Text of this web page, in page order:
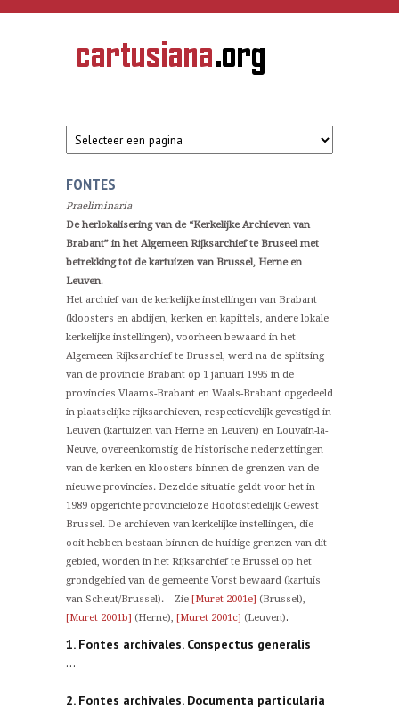
Overslaan en naar de inhoud gaan
CARTUSIANA
Geschiedenis
van de
FONTES
Praeliminaria
De herlokalisering van de “Kerkelijke Archieven van
Brabant” in het Algemeen Rijksarchief te Bruseel met
betrekking tot de kartuizen van Brussel, Herne en
Leuven.
Het archief van de kerkelijke instellingen van Brabant
(kloosters en abdijen, kerken en kapittels, andere lokale
kerkelijke instellingen), voorheen bewaard in het
Algemeen Rijksarchief te Brussel, werd na de splitsing
van de provincie Brabant op 1 januari 1995 in de
provincies Vlaams-Brabant en Waals-Brabant opgedeeld
in plaatselijke rijksarchieven, respectievelijk gevestigd in
Leuven (kartuizen van Herne en Leuven) en Louvain-la-
Neuve, overeenkomstig de historische nederzettingen
van de kerken en kloosters binnen de grenzen van de
nieuwe provincies. Dezelde situatie geldt voor het in
1989 opgerichte provincieloze Hoofdstedelijk Gewest
Brussel. De archieven van kerkelijke instellingen, die
ooit hebben bestaan binnen de huidige grenzen van dit
gebied, worden in het Rijksarchief te Brussel op het
grondgebied van de gemeente Vorst bewaard (kartuis
van Scheut/Brussel). – Zie [Muret 2001e] (Brussel),
[Muret 2001b] (Herne), [Muret 2001c] (Leuven).
1. Fontes archivales. Conspectus generalis
...
2. Fontes archivales. Documenta particularia